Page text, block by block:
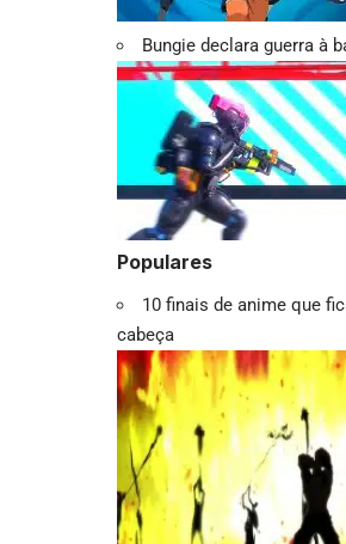
Bungie declara guerra à
Populares
10 finais de anime que
cabeça